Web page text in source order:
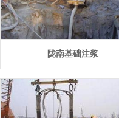
陇南基础注浆